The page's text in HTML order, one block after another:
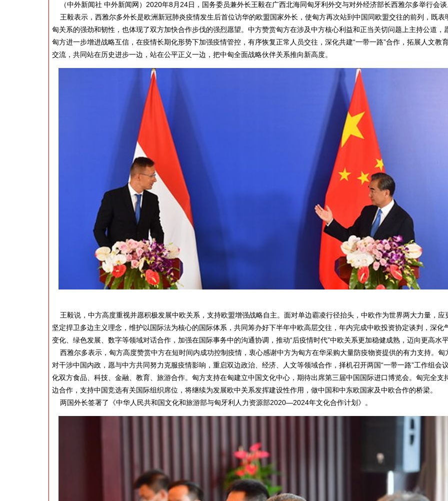
（中外新闻社 中外新闻网）2020年8月24日，国务委员兼外长王毅在广西北海同匈牙利外交与对外经济部长西雅尔多举行会
王毅表示，西雅尔多外长是欧洲新冠肺炎疫情发生后首位访华的欧盟国家外长，使匈方再次站到中国同欧盟交往的前列，既表
匈关系的强劲和韧性，也体现了双方加快合作步伐的强烈愿望。中方赞赏匈方在涉及中方核心利益和正当关切问题上主持公道，
匈方进一步增进战略互信，在疫情长期化形势下加强疫情管控，有序恢复正常人员交往，深化共建“一带一路”合作，拓展人文教
交流，共同站在历史进步一边，站在公平正义一边，把中匈全面战略伙伴关系推向新高度。
王毅说，中方高度重视并愿积极发展中欧关系，支持欧盟增强战略自主。面对单边霸凌行径抬头，中欧作为世界两大力量，应
坚定捍卫多边主义理念，维护以国际法为核心的国际体系，共同筹办好下半年中欧高层交往，年内完成中欧投资协定谈判，深化
变化、绿色发展、数字等领域对话合作，加强在国际事务中的沟通协调，推动“后疫情时代”中欧关系更加稳健成熟，迈向更高水
西雅尔多表示，匈方高度赞赏中方在短时间内成功控制疫情，衷心感谢中方为匈方在华采购大量防疫物资提供的有力支持。匈
对干涉中国内政，愿与中方共同努力克服疫情影响，重启双边政治、经济、人文等领域合作，择机召开两国“一带一路”工作组会
化双方食品、科技、金融、教育、旅游合作。匈方支持在匈建立中国文化中心，期待出席第三届中国国际进口博览会。匈完全支
边合作，支持中国竞选有关国际组织席位，将继续为发展欧中关系发挥建设性作用，做中国和中东欧国家及中欧合作的桥梁。
两国外长签署了《中华人民共和国文化和旅游部与匈牙利人力资源部2020—2024年文化合作计划》。